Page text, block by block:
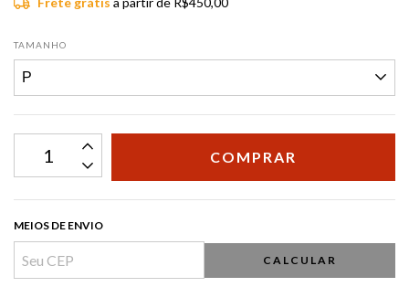
TAMANHO
MEIOS DE ENVIO
CALCULAR